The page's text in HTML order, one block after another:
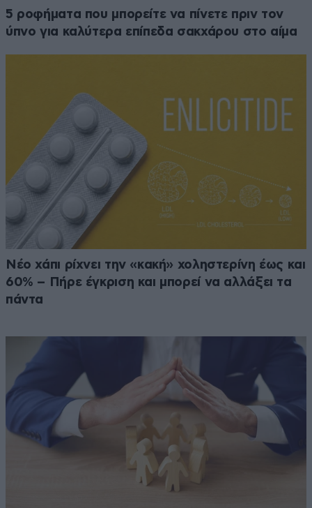
5 ροφήματα που μπορείτε να πίνετε πριν τον
ύπνο για καλύτερα επίπεδα σακχάρου στο αίμα
Νέο χάπι ρίχνει την «κακή» χοληστερίνη έως και
60% – Πήρε έγκριση και μπορεί να αλλάξει τα
πάντα